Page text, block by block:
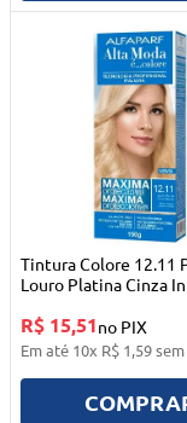
Tintura Colore 12.11
Louro Platina Cinza
R$ 15,51no PIX
Em até 10x R$ 1,59